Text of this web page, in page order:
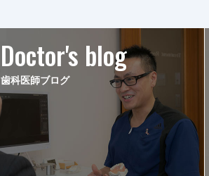
Doctor's blog
歯科医師ブログ